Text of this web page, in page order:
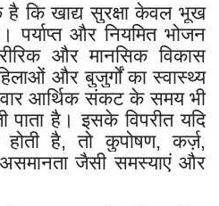
कि खाद्य सुरक्षा केवल भूख
पर्याप्त और नियमित भोजन
और मानसिक विकास
और बुजुर्गों का स्वास्थ्य
आर्थिक संकट के समय भी
है। इसके विपरीत यदि
है, तो कुपोषण, कर्ज़,
जैसी समस्याएं और